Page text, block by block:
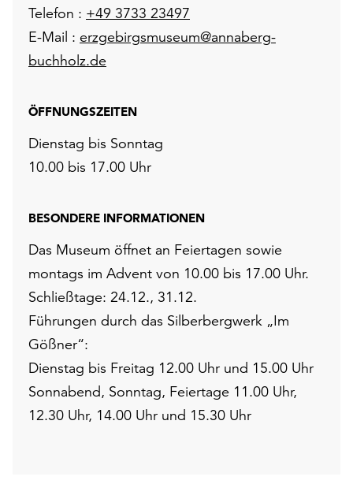
Telefon : +49 3733 23497
E-Mail : erzgebirgsmuseum@annaberg-
buchholz.de
ÖFFNUNGSZEITEN
Dienstag bis Sonntag
10.00 bis 17.00 Uhr
BESONDERE INFORMATIONEN
Das Museum öffnet an Feiertagen sowie
montags im Advent von 10.00 bis 17.00 Uhr.
Schließtage: 24.12., 31.12.
Führungen durch das Silberbergwerk „Im
Gößner“:
Dienstag bis Freitag 12.00 Uhr und 15.00 Uhr
Sonnabend, Sonntag, Feiertage 11.00 Uhr,
12.30 Uhr, 14.00 Uhr und 15.30 Uhr